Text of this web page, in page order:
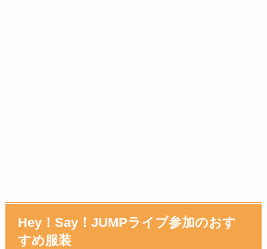
Hey！Say！JUMPライブ参加のおす
すめ服装